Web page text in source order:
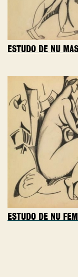
ESTUDO DE NU
ESTUDO DE NU